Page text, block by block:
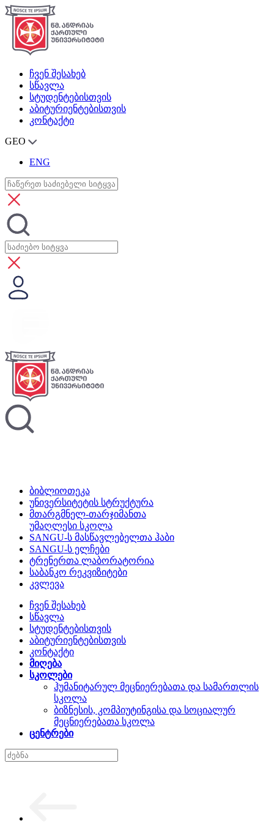
ჩვენ შესახებ
სწავლა
სტუდენტებისთვის
აბიტურიენტებისთვის
კონტაქტი
GEO
ENG
ბიბლიოთეკა
უნივერსიტეტის სტრუქტურა
მთარგმნელ-თარჯიმანთა
უმაღლესი სკოლა
SANGU-ს მასწავლებელთა ჰაბი
SANGU-ს ელჩები
ტრენერთა ლაბორატორია
საბანკო რეკვიზიტები
კვლევა
ჩვენ შესახებ
სწავლა
სტუდენტებისთვის
აბიტურიენტებისთვის
კონტაქტი
მიღება
სკოლები
ჰუმანიტარულ მეცნიერებათა და სამართლის
სკოლა
ბიზნესის, კომპიუტინგისა და სოციალურ
მეცნიერებათა სკოლა
ცენტრები